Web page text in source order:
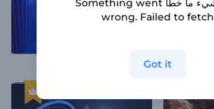
كشف الشعار الغامض بالنيون
يوجد شيء ما خطأ Something went
wrong. Failed to fetch
Got it